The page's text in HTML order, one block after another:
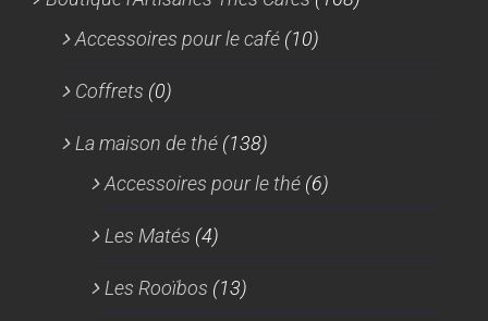
Accessoires pour le café (10)
Coffrets (0)
La maison de thé (138)
Accessoires pour le thé (6)
Les Matés (4)
Les Rooïbos (13)